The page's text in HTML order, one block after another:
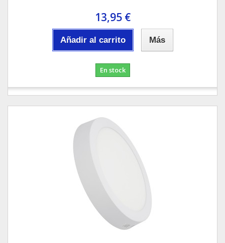
13,95 €
Añadir al carrito Más
En stock